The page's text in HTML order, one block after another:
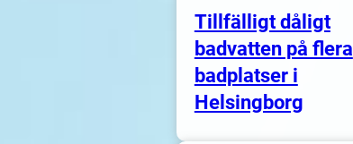
Tillfälligt dåligt
badvatten på flera
badplatser i
Helsingborg